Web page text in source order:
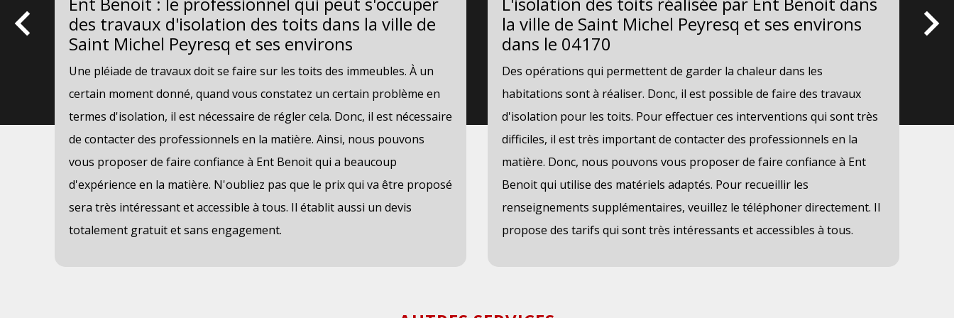
des travaux d'isolation des toits dans la ville de
Saint Michel Peyresq et ses environs
Une pléiade de travaux doit se faire sur les toits des immeubles. À un
certain moment donné, quand vous constatez un certain problème en
termes d'isolation, il est nécessaire de régler cela. Donc, il est nécessaire
de contacter des professionnels en la matière. Ainsi, nous pouvons
vous proposer de faire confiance à Ent Benoit qui a beaucoup
d'expérience en la matière. N'oubliez pas que le prix qui va être proposé
sera très intéressant et accessible à tous. Il établit aussi un devis
totalement gratuit et sans engagement.
la ville de Saint Michel Peyresq et ses environs
dans le 04170
Des opérations qui permettent de garder la chaleur dans les
habitations sont à réaliser. Donc, il est possible de faire des travaux
d'isolation pour les toits. Pour effectuer ces interventions qui sont très
difficiles, il est très important de contacter des professionnels en la
matière. Donc, nous pouvons vous proposer de faire confiance à Ent
Benoit qui utilise des matériels adaptés. Pour recueillir les
renseignements supplémentaires, veuillez le téléphoner directement. Il
propose des tarifs qui sont très intéressants et accessibles à tous.